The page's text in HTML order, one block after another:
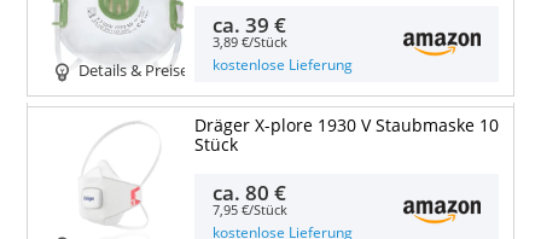
Details & Preise
ca.39 €
3,89 €/Stück
kostenlose Lieferung
Dräger X-plore 1930 V Staubmaske 10
Stück
ca.80 €
7,95 €/Stück
kostenlose Lieferung